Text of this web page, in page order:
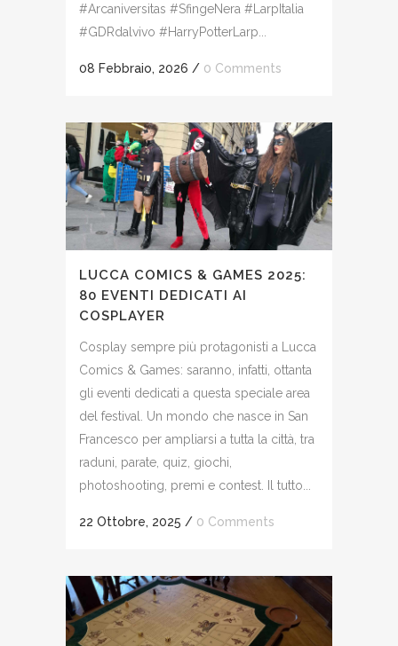
#Arcaniversitas #SfingeNera #LarpItalia
#GDRdalvivo #HarryPotterLarp...
08 Febbraio, 2026 / 0 Comments
LUCCA COMICS & GAMES 2025:
80 EVENTI DEDICATI AI
COSPLAYER
Cosplay sempre più protagonisti a Lucca
Comics & Games: saranno, infatti, ottanta
gli eventi dedicati a questa speciale area
del festival. Un mondo che nasce in San
Francesco per ampliarsi a tutta la città, tra
raduni, parate, quiz, giochi,
photoshooting, premi e contest. Il tutto...
22 Ottobre, 2025 / 0 Comments